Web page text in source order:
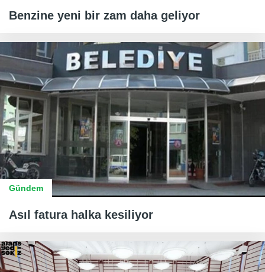
Benzine yeni bir zam daha geliyor
Gündem
Asıl fatura halka kesiliyor